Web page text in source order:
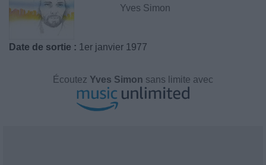
Yves Simon
Date de sortie : 1er janvier 1977
Écoutez Yves Simon sans limite avec